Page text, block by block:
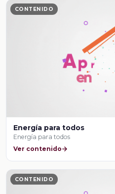
CONTENIDO
Energía para todos
Energía para todos
Ver contenido
CONTENIDO